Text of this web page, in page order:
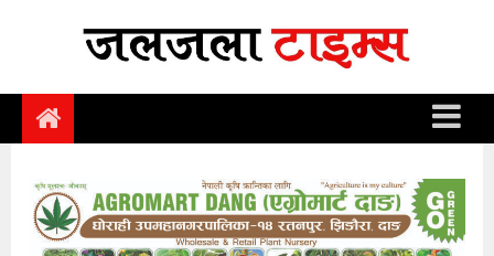
समाचार
समाज
राजनीति
आर्थिक
अन्तर्वार्ता